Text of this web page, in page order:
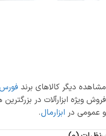
مشاهده دیگر کالاهای برند
فروش ویژه ابزارآلات در
و عمومی در ابزارمال.